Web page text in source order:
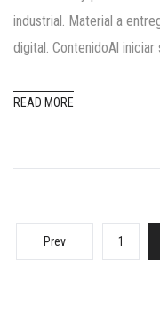
industrial. Material a
digital. ContenidoAl iniciar
READ MORE
Prev 1